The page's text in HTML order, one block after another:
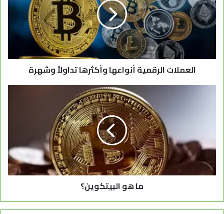
العملات الرقمية أنواعها وأكثرها تداولاً وشهرة
ما هو البيتكوين؟